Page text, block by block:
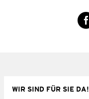
WIR SIND FÜR SIE DA!